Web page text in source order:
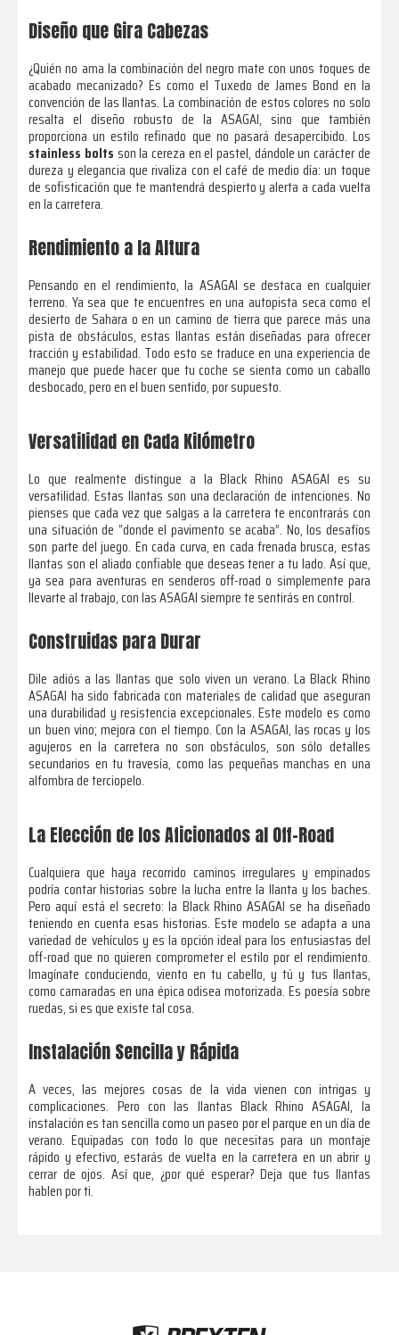
Diseño que Gira Cabezas
¿Quién no ama la combinación del negro mate con unos toques de
acabado mecanizado? Es como el Tuxedo de James Bond en la
convención de las llantas. La combinación de estos colores no solo
resalta el diseño robusto de la ASAGAI, sino que también
proporciona un estilo refinado que no pasará desapercibido. Los
stainless bolts son la cereza en el pastel, dándole un carácter de
dureza y elegancia que rivaliza con el café de medio día: un toque
de sofisticación que te mantendrá despierto y alerta a cada vuelta
en la carretera.
Rendimiento a la Altura
Pensando en el rendimiento, la ASAGAI se destaca en cualquier
terreno. Ya sea que te encuentres en una autopista seca como el
desierto de Sahara o en un camino de tierra que parece más una
pista de obstáculos, estas llantas están diseñadas para ofrecer
tracción y estabilidad. Todo esto se traduce en una experiencia de
manejo que puede hacer que tu coche se sienta como un caballo
desbocado, pero en el buen sentido, por supuesto.
Versatilidad en Cada Kilómetro
Lo que realmente distingue a la Black Rhino ASAGAI es su
versatilidad. Estas llantas son una declaración de intenciones. No
pienses que cada vez que salgas a la carretera te encontrarás con
una situación de “donde el pavimento se acaba”. No, los desafíos
son parte del juego. En cada curva, en cada frenada brusca, estas
llantas son el aliado confiable que deseas tener a tu lado. Así que,
ya sea para aventuras en senderos off-road o simplemente para
llevarte al trabajo, con las ASAGAI siempre te sentirás en control.
Construidas para Durar
Dile adiós a las llantas que solo viven un verano. La Black Rhino
ASAGAI ha sido fabricada con materiales de calidad que aseguran
una durabilidad y resistencia excepcionales. Este modelo es como
un buen vino; mejora con el tiempo. Con la ASAGAI, las rocas y los
agujeros en la carretera no son obstáculos, son sólo detalles
secundarios en tu travesía, como las pequeñas manchas en una
alfombra de terciopelo.
La Elección de los Aficionados al Off-Road
Cualquiera que haya recorrido caminos irregulares y empinados
podría contar historias sobre la lucha entre la llanta y los baches.
Pero aquí está el secreto: la Black Rhino ASAGAI se ha diseñado
teniendo en cuenta esas historias. Este modelo se adapta a una
variedad de vehículos y es la opción ideal para los entusiastas del
off-road que no quieren comprometer el estilo por el rendimiento.
Imagínate conduciendo, viento en tu cabello, y tú y tus llantas,
como camaradas en una épica odisea motorizada. Es poesía sobre
ruedas, si es que existe tal cosa.
Instalación Sencilla y Rápida
A veces, las mejores cosas de la vida vienen con intrigas y
complicaciones. Pero con las llantas Black Rhino ASAGAI, la
instalación es tan sencilla como un paseo por el parque en un día de
verano. Equipadas con todo lo que necesitas para un montaje
rápido y efectivo, estarás de vuelta en la carretera en un abrir y
cerrar de ojos. Así que, ¿por qué esperar? Deja que tus llantas
hablen por ti.